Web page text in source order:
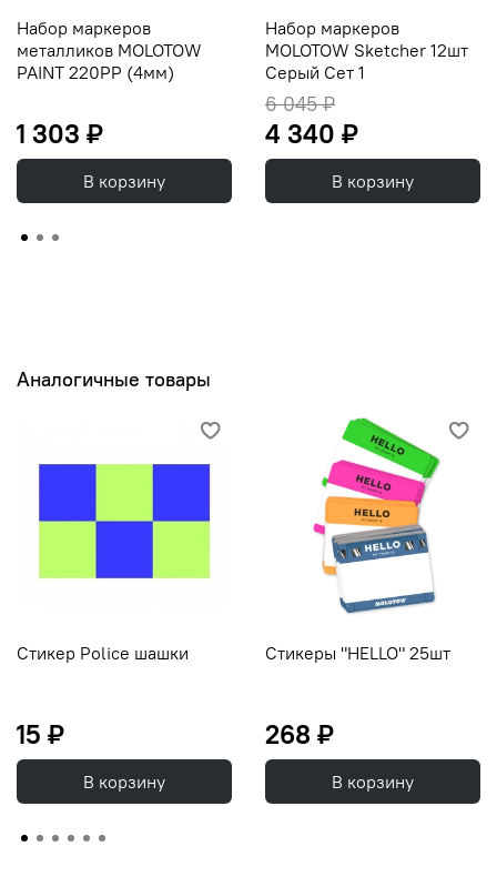
Набор маркеров
металликов MOLOTOW
PAINT 220РР (4мм)
1 303 ₽
В корзину
Набор маркеров
MOLOTOW Sketcher 12шт
Серый Сет 1
6 045 ₽
4 340 ₽
В корзину
Аналогичные товары
Стикер Police шашки
15 ₽
В корзину
Стикеры "HELLO" 25шт
268 ₽
В корзину